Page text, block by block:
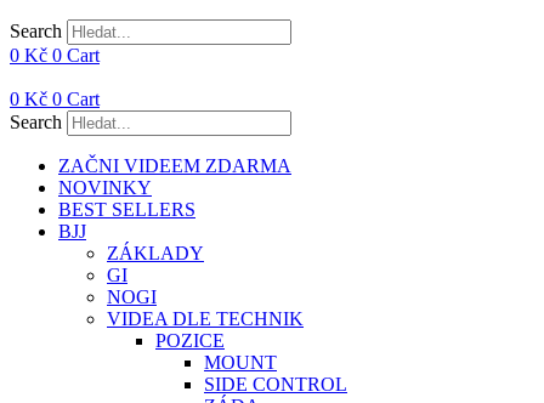
Search
0 Kč 0 Cart
0 Kč 0 Cart
Search
ZAČNI VIDEEM ZDARMA
NOVINKY
BEST SELLERS
BJJ
ZÁKLADY
GI
NOGI
VIDEA DLE TECHNIK
POZICE
MOUNT
SIDE CONTROL